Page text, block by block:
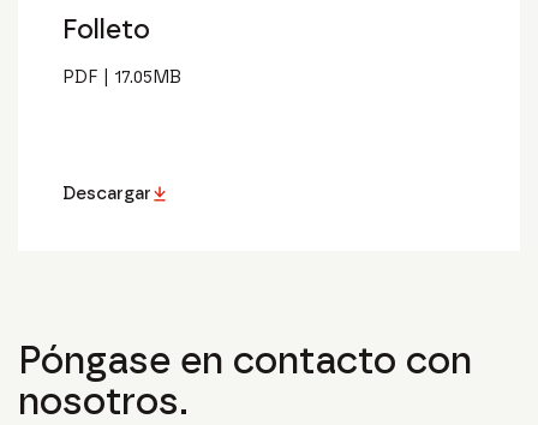
Folleto
PDF 17.05MB
Descargar
Póngase en contacto con
nosotros.